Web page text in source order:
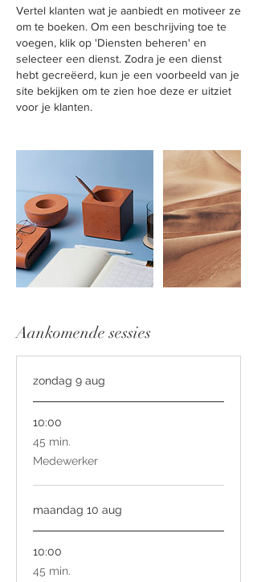
Vertel klanten wat je aanbiedt en motiveer ze
om te boeken. Om een beschrijving toe te
voegen, klik op 'Diensten beheren' en
selecteer een dienst. Zodra je een dienst
hebt gecreëerd, kun je een voorbeeld van je
site bekijken om te zien hoe deze er uitziet
voor je klanten.
Aankomende sessies
zondag 9 aug
10:00
45 min.
45
minuten
Medewerker
maandag 10 aug
10:00
45 min.
45
minuten